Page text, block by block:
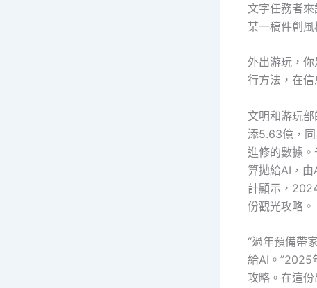
文字任務者
某一稿件創風
外出游玩，
行方法，在
文明和游玩
添5.63億，
進修的數據
算拋給AI，
計顯示，
份觀光攻略。
“過年預備帶
給AI。”2025
攻略。在這